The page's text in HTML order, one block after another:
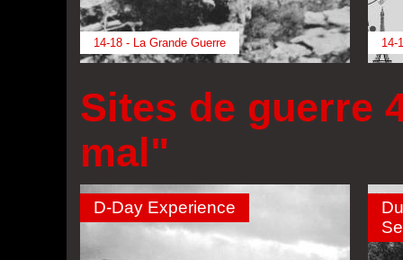
14-18 - La Grande Guerre 14-
Sites de guerre
mal"
D-Day Experience